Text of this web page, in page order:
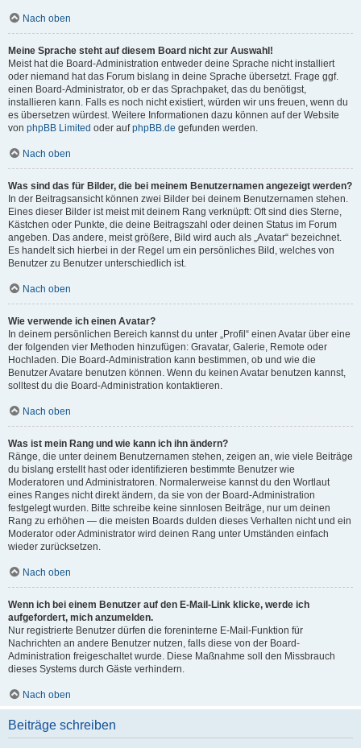
Nach oben
Meine Sprache steht auf diesem Board nicht zur Auswahl!
Meist hat die Board-Administration entweder deine Sprache nicht installiert
oder niemand hat das Forum bislang in deine Sprache übersetzt. Frage ggf.
einen Board-Administrator, ob er das Sprachpaket, das du benötigst,
installieren kann. Falls es noch nicht existiert, würden wir uns freuen, wenn du
es übersetzen würdest. Weitere Informationen dazu können auf der Website
von phpBB Limited oder aufphpBB.de gefunden werden.
Nach oben
Was sind das für Bilder, die bei meinem Benutzernamen angezeigt werden?
In der Beitragsansicht können zwei Bilder bei deinem Benutzernamen stehen.
Eines dieser Bilder ist meist mit deinem Rang verknüpft: Oft sind dies Sterne,
Kästchen oder Punkte, die deine Beitragszahl oder deinen Status im Forum
angeben. Das andere, meist größere, Bild wird auch als „Avatar“ bezeichnet.
Es handelt sich hierbei in der Regel um ein persönliches Bild, welches von
Benutzer zu Benutzer unterschiedlich ist.
Nach oben
Wie verwende ich einen Avatar?
In deinem persönlichen Bereich kannst du unter „Profil“ einen Avatar über eine
der folgenden vier Methoden hinzufügen: Gravatar, Galerie, Remote oder
Hochladen. Die Board-Administration kann bestimmen, ob und wie die
Benutzer Avatare benutzen können. Wenn du keinen Avatar benutzen kannst,
solltest du die Board-Administration kontaktieren.
Nach oben
Was ist mein Rang und wie kann ich ihn ändern?
Ränge, die unter deinem Benutzernamen stehen, zeigen an, wie viele Beiträge
du bislang erstellt hast oder identifizieren bestimmte Benutzer wie
Moderatoren und Administratoren. Normalerweise kannst du den Wortlaut
eines Ranges nicht direkt ändern, da sie von der Board-Administration
festgelegt wurden. Bitte schreibe keine sinnlosen Beiträge, nur um deinen
Rang zu erhöhen — die meisten Boards dulden dieses Verhalten nicht und ein
Moderator oder Administrator wird deinen Rang unter Umständen einfach
wieder zurücksetzen.
Nach oben
Wenn ich bei einem Benutzer auf den E-Mail-Link klicke, werde ich
aufgefordert, mich anzumelden.
Nur registrierte Benutzer dürfen die foreninterne E-Mail-Funktion für
Nachrichten an andere Benutzer nutzen, falls diese von der Board-
Administration freigeschaltet wurde. Diese Maßnahme soll den Missbrauch
dieses Systems durch Gäste verhindern.
Nach oben
Beiträge schreiben